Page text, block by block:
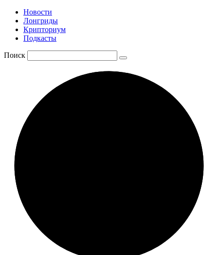
Новости
Лонгриды
Крипториум
Подкасты
Поиск